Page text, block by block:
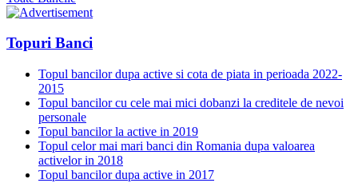
Topuri Banci
Topul bancilor dupa active si cota de piata in perioada 2022-
2015
Topul bancilor cu cele mai mici dobanzi la creditele de nevoi
personale
Topul bancilor la active in 2019
Topul celor mai mari banci din Romania dupa valoarea
activelor in 2018
Topul bancilor dupa active in 2017